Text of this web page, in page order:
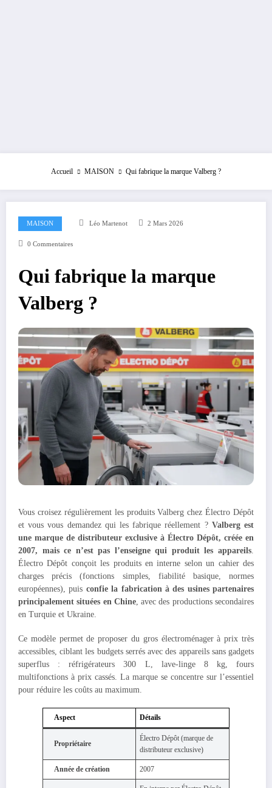
Accueil MAISON Qui fabrique la marque Valberg ?
MAISON Léo Martenot 2 Mars 2026
0 Commentaires
Qui fabrique la marque
Valberg ?
Vous croisez régulièrement les produits Valberg chez Électro Dépôt
et vous vous demandez qui les fabrique réellement ? Valberg est
une marque de distributeur exclusive à Électro Dépôt, créée en
2007, mais ce n’est pas l’enseigne qui produit les appareils
Électro Dépôt conçoit les produits en interne selon un cahier des
charges précis (fonctions simples, fiabilité basique, normes
européennes), puis confie la fabrication à des usines partenaires
principalement situées en Chine, avec des productions secondaires
en Turquie et Ukraine.
Ce modèle permet de proposer du gros électroménager à prix très
accessibles, ciblant les budgets serrés avec des appareils sans gadgets
superflus : réfrigérateurs 300 L, lave-linge 8 kg, fours
multifonctions à prix cassés. La marque se concentre sur l’essentiel
pour réduire les coûts au maximum.
Aspect Détails
Propriétaire
Électro Dépôt (marque de
distributeur exclusive)
Année de création 2007